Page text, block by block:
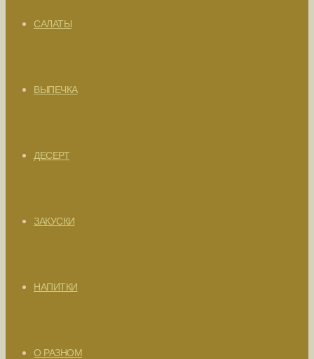
САЛАТЫ
ВЫПЕЧКА
ДЕСЕРТ
ЗАКУСКИ
НАПИТКИ
О РАЗНОМ